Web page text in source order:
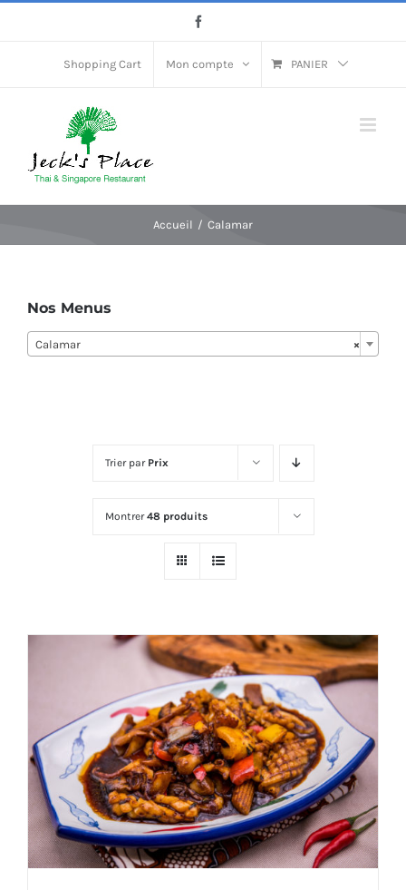
Shopping Cart Mon compte PANIER
Accueil Calamar
Trier par Prix
Montrer48 produits
Nos Menus
×
Calamar